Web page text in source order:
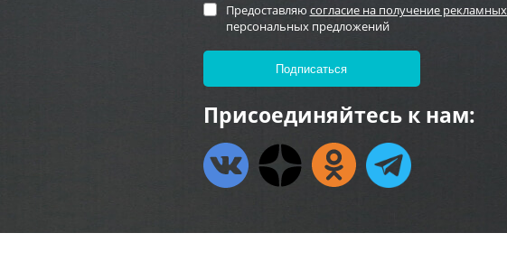
Предоставляю согласие на получение
персональных предложений
Присоединяйтесь к нам: